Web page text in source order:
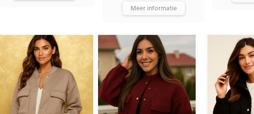
Meer informatie